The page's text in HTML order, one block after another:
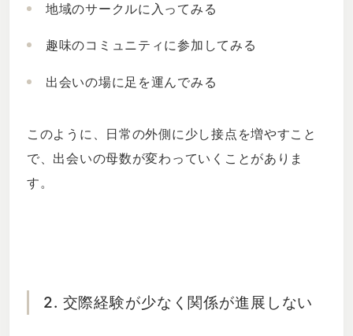
地域のサークルに入ってみる
趣味のコミュニティに参加してみる
出会いの場に足を運んでみる
このように、日常の外側に少し接点を増やすこと
で、出会いの母数が変わっていくことがありま
す。
2. 交際経験が少なく関係が進展しない